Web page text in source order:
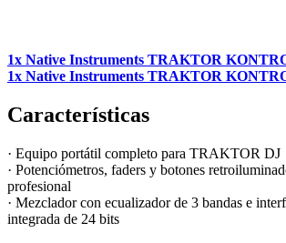
1x Native Instruments TRAKTOR
1x Native Instruments TRAKTOR
Características
· Equipo portátil completo para TRAKTOR DJ
· Potenciómetros, faders y botones
profesional
· Mezclador con ecualizador de 3 bandas e
integrada de 24 bits